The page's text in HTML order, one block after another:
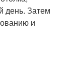
день. Затем
и